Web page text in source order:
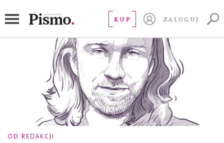
KUP ZALOGUJ
OD REDAKCJI